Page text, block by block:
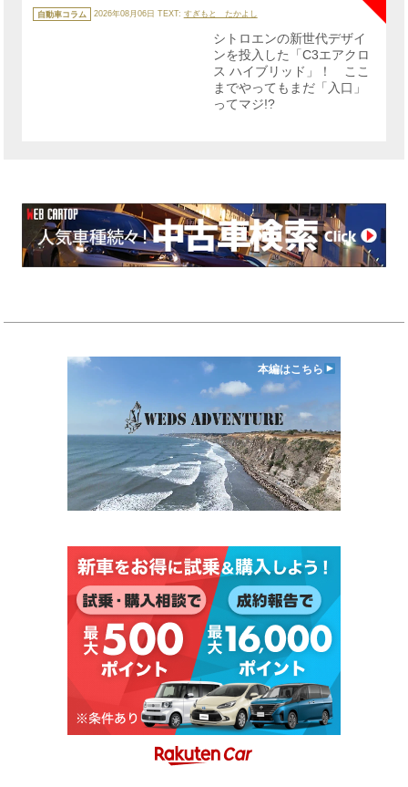
テ
ゴ
自動車コラム 2026年08月06日 TEXT: すぎもと たかよし
シトロエンの新世代デザイ
ンを投入した「C3エアクロ
ス ハイブリッド」！ ここ
までやってもまだ「入口」
ってマジ!?
本編はこちら